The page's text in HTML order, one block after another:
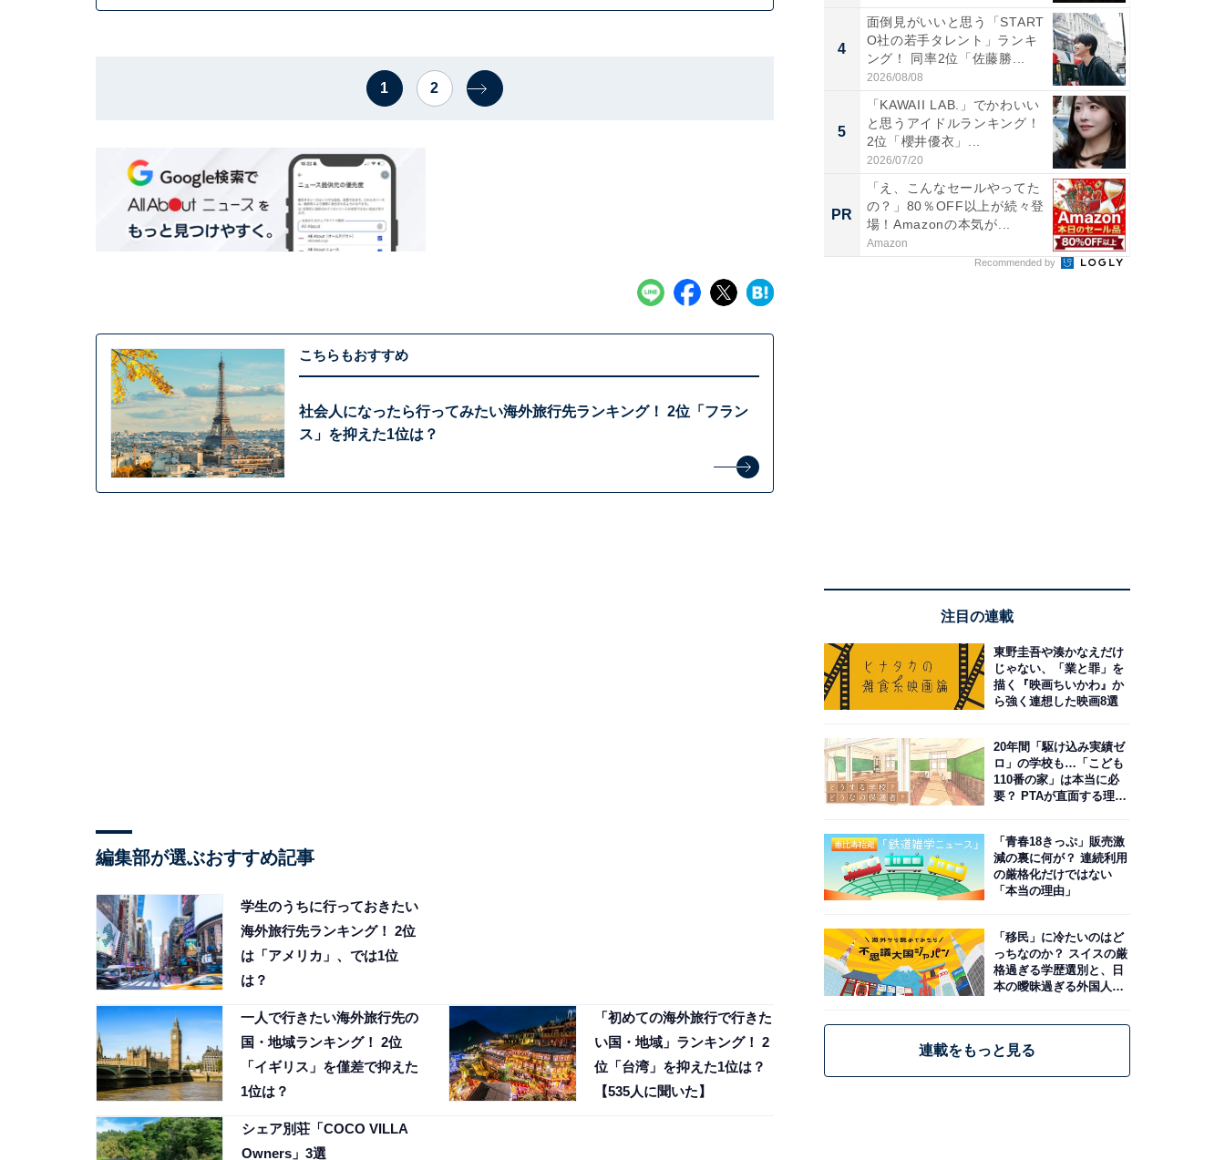
1 2
こちらもおすすめ
社会人になったら行ってみたい海外旅行先ランキング！ 2位「フラン
ス」を抑えた1位は？
編集部が選ぶおすすめ記事
学生のうちに行っておきたい
海外旅行先ランキング！ 2位
は「アメリカ」、では1位
は？
一人で行きたい海外旅行先の
国・地域ランキング！ 2位
「イギリス」を僅差で抑えた
1位は？
「初めての海外旅行で行きた
い国・地域」ランキング！ 2
位「台湾」を抑えた1位は？
【535人に聞いた】
シェア別荘「COCO VILLA
Owners」3選
4
面倒見がいいと思う「START
O社の若手タレント」ランキ
ング！ 同率2位「佐藤勝...
2026/08/08
5
「KAWAII LAB.」でかわいい
と思うアイドルランキング！
2位「櫻井優衣」...
2026/07/20
PR
「え、こんなセールやってた
の？」80％OFF以上が続々登
場！Amazonの本気が...
Amazon
Recommended by
注目の連載
東野圭吾や湊かなえだけ
じゃない、「業と罪」を
描く『映画ちいかわ』か
ら強く連想した映画8選
20年間「駆け込み実績ゼ
ロ」の学校も…「こども
110番の家」は本当に必
要？ PTAが直面する理想
「青春18きっぷ」販売激
減の裏に何が？ 連続利用
の厳格化だけではない
「本当の理由」
「移民」に冷たいのはど
っちなのか？ スイスの厳
格過ぎる学歴選別と、日
本の曖昧過ぎる外国人政
連載をもっと見る